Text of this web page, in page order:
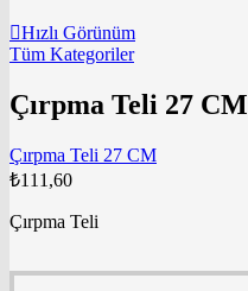
Hızlı Görünüm
Tüm Kategoriler
Çırpma Teli 27 CM
Çırpma Teli 27 CM
₺111,60
Çırpma Teli